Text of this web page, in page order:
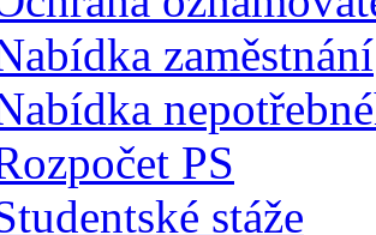
zaměstnání
PS
stáže